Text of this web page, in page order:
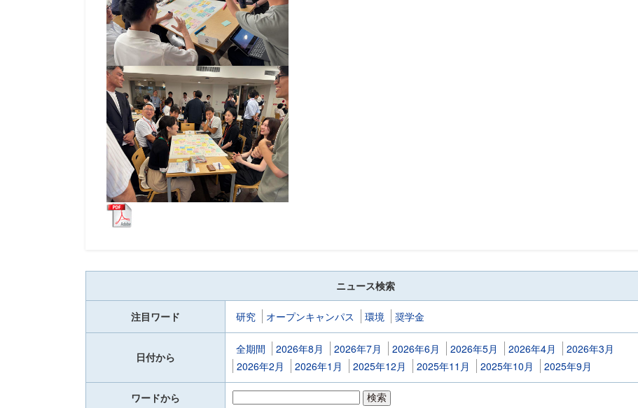
ニュース検索
注目ワード 研究 オープンキャンパス 環境 奨学金
日付から
全期間 2026年8月 2026年7月 2026年6月 2026年5月 2026年4月
2026年3月
2026年2月
2026年1月 2025年12月 2025年11月 2025年10月 2025年9月
ワードから